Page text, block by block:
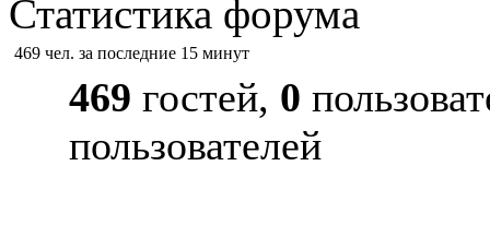
Статистика форума
469 чел. за последние 15 минут
469 гостей, 0
пользователей